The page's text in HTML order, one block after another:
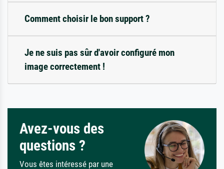
Comment choisir le bon support ?
Je ne suis pas sûr d'avoir configuré mon
image correctement !
Avez-vous des
questions ?
Vous êtes intéressé par une